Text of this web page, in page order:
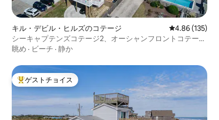
キル・デビル・ヒルズのコテージ レビュー135
4.86 (135)
シーキャプテンズコテージ2、オーシャンフロントコテージ
コート
眺め · ビーチ · 静か
大好評のゲストチョイスです。
ゲストチョイス